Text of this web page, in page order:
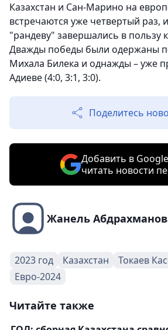
Казахстан и Сан-Марино на
встречаются уже четвертый раз,
"рандеву" завершались в пользу
Дважды победы были одержаны
Михала Билека и однажды – уже
Адиеве (4:0, 3:1, 3:0).
Поделитесь
Добавить в
читать новости
Жанель
2023 год Казахстан
Токаев
Евро-2024
Читайте также